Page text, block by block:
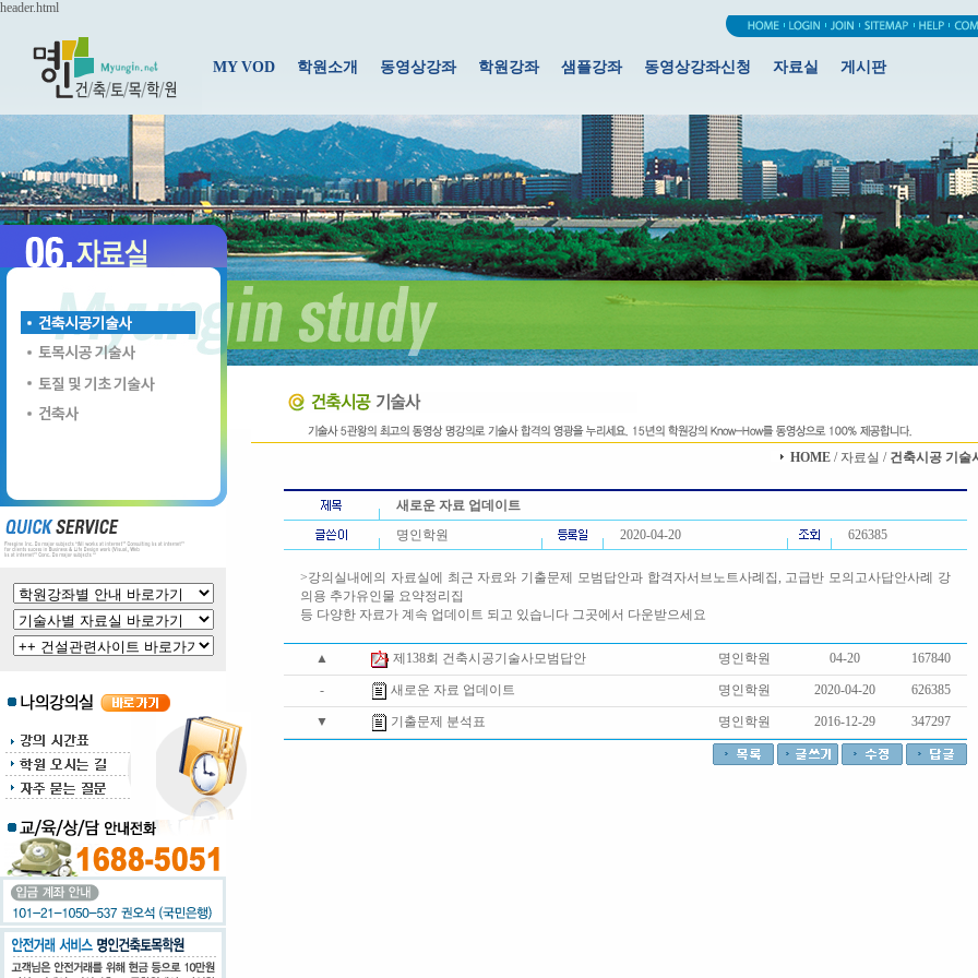
header.html
MY VOD 학원소개 동영상강좌 학원강좌 샘플강좌 동영상강좌신청 자료실 게시판
HOME / 자료실 / 건축시공 기술
새로운 자료 업데이트
명인학원
2020-04-20 626385
>강의실내에의 자료실에 최근 자료와 기출문제 모범답안과 합격자서브노트사례집, 고급반 모의고사답안사례 강
의용 추가유인물 요약정리집
등 다양한 자료가 계속 업데이트 되고 있습니다 그곳에서 다운받으세요
▲ 제138회 건축시공기술사모범답안 명인학원 04-20 167840
- 새로운 자료 업데이트 명인학원 2020-04-20 626385
▼ 기출문제 분석표 명인학원 2016-12-29 347297